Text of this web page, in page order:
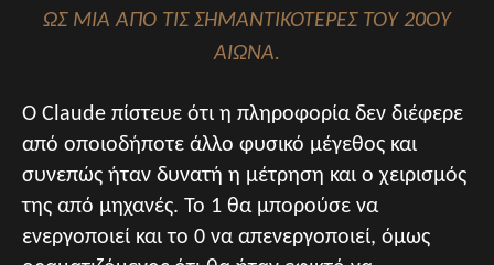
ΩΣ ΜΊΑ ΑΠΌ ΤΙΣ ΣΗΜΑΝΤΙΚΌΤΕΡΕΣ ΤΟΥ 20ΟΎ
ΑΙΏΝΑ.
Ο Claude πίστευε ότι η πληροφορία δεν διέφερε
από οποιοδήποτε άλλο φυσικό μέγεθος και
συνεπώς ήταν δυνατή η μέτρηση και ο χειρισμός
της από μηχανές. Το 1 θα μπορούσε να
ενεργοποιεί και το 0 να απενεργοποιεί, όμως